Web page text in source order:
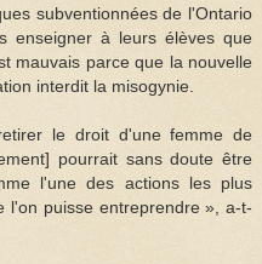
subventionnées de l'Ontario
enseigner à leurs élèves que
mauvais parce que la nouvelle
interdit la misogynie.
le droit d'une femme de
pourrait sans doute être
l'une des actions les plus
l'on puisse entreprendre », a-t-